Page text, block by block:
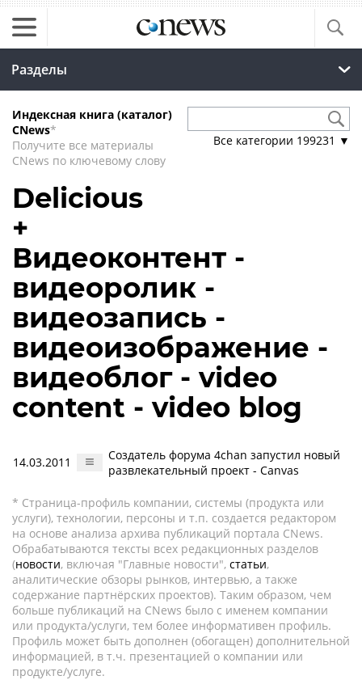
Разделы
Индексная книга (каталог)
CNews*
Получите все материалы
CNews по ключевому слову
Все категории 199231 ▼
Delicious
+
Видеоконтент -
видеоролик -
видеозапись -
видеоизображение -
видеоблог - video
content - video blog
14.03.2011
Создатель форума 4chan запустил новый
развлекательный проект - Canvas
* Страница-профиль компании, системы (продукта или
услуги), технологии, персоны и т.п. создается редактором
на основе анализа архива публикаций портала CNews.
Обрабатываются тексты всех редакционных разделов
(новости, включая "Главные новости", статьи,
аналитические обзоры рынков, интервью, а также
содержание партнёрских проектов). Таким образом, чем
больше публикаций на CNews было с именем компании
или продукта/услуги, тем более информативен профиль.
Профиль может быть дополнен (обогащен) дополнительной
информацией, в т.ч. презентацией о компании или
продукте/услуге.